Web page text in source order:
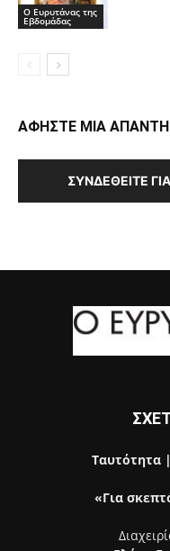
Ο Ευρυτάνας της
Εβδομάδας
ΑΦΗΣΤΕ ΜΙΑ
ΣΥΝΔΕΘΕΊΤΕ
Ταυτότητα
«Για